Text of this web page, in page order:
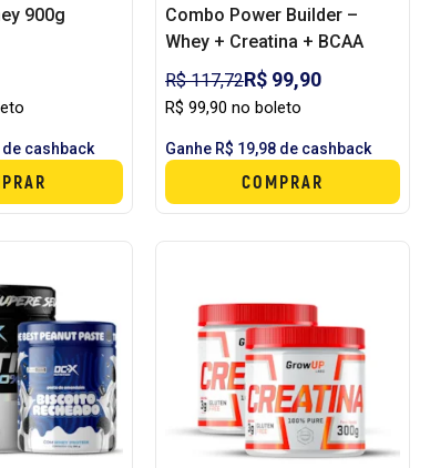
900g
de cashback
Combo Power Builder –
Whey + Creatina + BCAA
R$ 117,72R$ 99,90
R$ 99,90 no boleto
Ganhe R$ 19,98 de cashback
COMPRAR